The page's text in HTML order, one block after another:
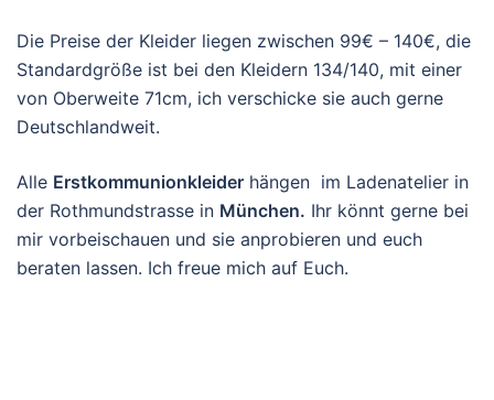
Die Preise der Kleider liegen zwischen 99€ – 140€, die
Standardgröße ist bei den Kleidern 134/140, mit einer
von Oberweite 71cm, ich verschicke sie auch gerne
Deutschlandweit.
Alle Erstkommunionkleider hängen im Ladenatelier in
der Rothmundstrasse in München. Ihr könnt gerne bei
mir vorbeischauen und sie anprobieren und euch
beraten lassen. Ich freue mich auf Euch.